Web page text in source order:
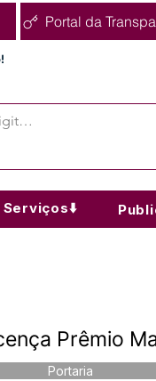
Portal da
Serviços⬇️
Prêmio
Portaria